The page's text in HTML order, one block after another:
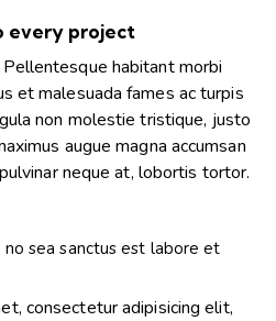
every project
habitant morbi
et malesuada fames ac turpis
non molestie tristique, justo
augue magna accumsan
neque at, lobortis tortor.
sea sanctus est labore et
consectetur adipisicing elit,